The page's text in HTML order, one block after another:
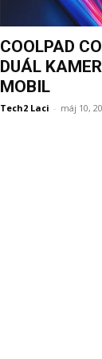
COOLPAD
DUÁL
MOBIL
Tech2 Laci - máj 10,